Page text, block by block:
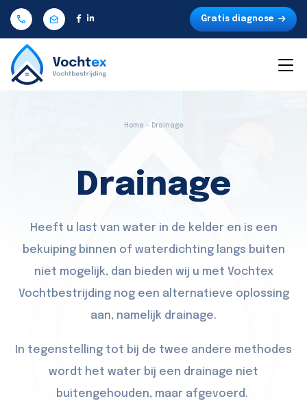
Gratis diagnose
Home - Drainage
Drainage
Heeft u last van water in de kelder en is een
bekuiping binnen of waterdichting langs buiten
niet mogelijk, dan bieden wij u met Vochtex
Vochtbestrijding nog een alternatieve oplossing
aan, namelijk drainage.
In tegenstelling tot bij de twee andere methodes
wordt het water bij een drainage niet
buitengehouden, maar afgevoerd.